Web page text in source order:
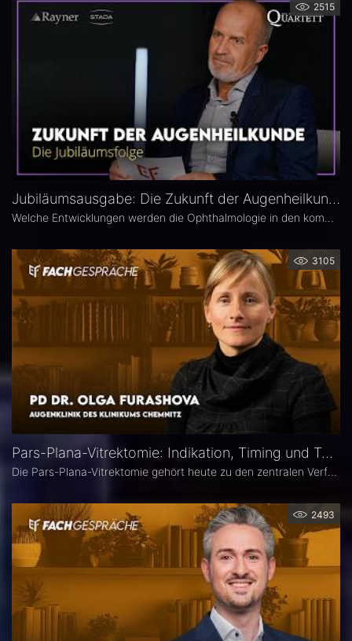
2515
Jubiläumsausgabe: Die Zukunft der Augenheilkunde – Das 25. Ophthalmologische Quartett
3105
Pars-Plana-Vitrektomie: Indikation, Timing und Technik – PD Dr. Olga Furashova
2493